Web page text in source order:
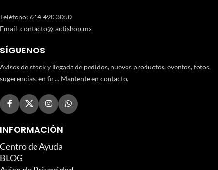
Teléfono: 614 490 3050
Email: contacto@tactishop.mx
SÍGUENOS
Avisos de stock y llegada de pedidos, nuevos productos, eventos, fotos,
sugerencias, en fin... Mantente en contacto.
INFORMACIÓN
Centro de Ayuda
BLOG